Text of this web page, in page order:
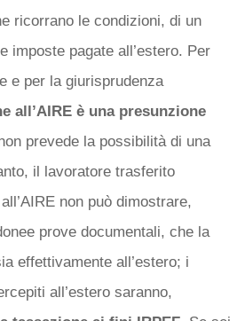
ricorrano le condizioni, di un
imposte pagate all’estero. Per
e per la giurisprudenza
all’AIRE è una presunzione
prevede la possibilità di una
il lavoratore trasferito
non può dimostrare,
prove documentali, che la
effettivamente all’estero; i
all’estero saranno,